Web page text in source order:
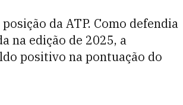
da ATP. Como defendia
na edição de 2025, a
positivo na pontuação do